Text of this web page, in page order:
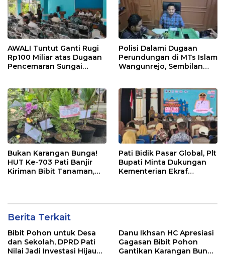
AWALI Tuntut Ganti Rugi
Rp100 Miliar atas Dugaan
Pencemaran Sungai
Polisi Dalami Dugaan
Perundungan di MTs Islam
Wangunrejo, Sembilan
Bukan Karangan Bunga!
HUT Ke-703 Pati Banjir
Kiriman Bibit Tanaman,
Pati Bidik Pasar Global, Plt
Bupati Minta Dukungan
Kementerian Ekraf
Berita Terkait
Bibit Pohon untuk Desa
dan Sekolah, DPRD Pati
Nilai Jadi Investasi Hijau
Danu Ikhsan HC Apresiasi
Gagasan Bibit Pohon
Gantikan Karangan Bunga